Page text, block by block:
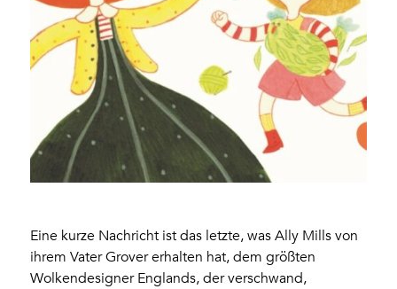
Eine kurze Nachricht ist das letzte, was Ally Mills von
ihrem Vater Grover erhalten hat, dem größten
Wolkendesigner Englands, der verschwand,